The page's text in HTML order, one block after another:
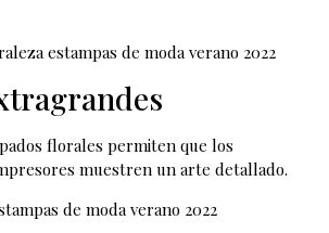
florales permiten que los
muestren un arte detallado.